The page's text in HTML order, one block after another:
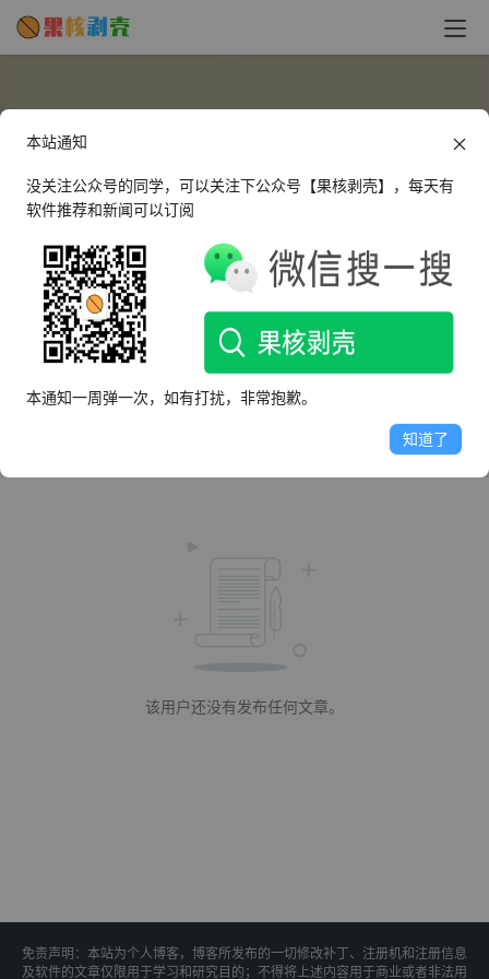
190258805
这个人很懒，什么都没有留下～
该用户还没有发布任何文章。
免责声明：本站为个人博客，博客所发布的一切修改补丁、注册机和注册信息
及软件的文章仅限用于学习和研究目的；不得将上述内容用于商业或者非法用
本站通知
没关注公众号的同学，可以关注下公众号【果核剥壳】，每天有
软件推荐和新闻可以订阅
本通知一周弹一次，如有打扰，非常抱歉。
知道了